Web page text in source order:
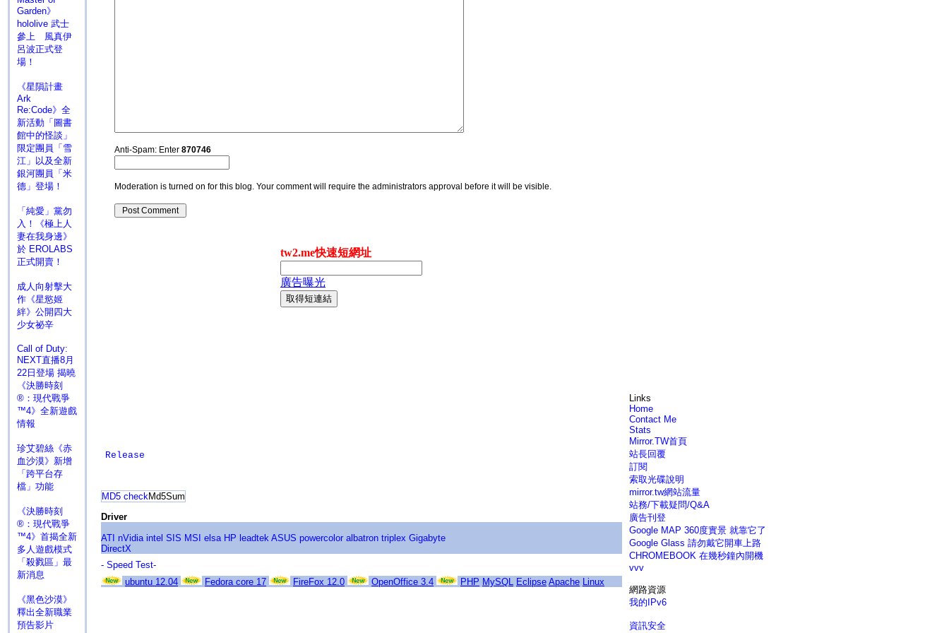
Garden》
hololive 武士
參上 風真伊
呂波正式登
場！
《星隕計畫
Ark
Re:Code》全
新活動「圖書
館中的怪談」
限定團員「雪
江」以及全新
銀河團員「米
德」登場！
「純愛」黨勿
入！《極上人
妻在我身邊》
於 EROLABS
正式開賣！
成人向射擊大
作《星慾姬
絆》公開四大
少女祕辛
Call of Duty:
NEXT直播8月
22日登場 揭曉
《決勝時刻
®：現代戰爭
™4》全新遊戲
情報
珍艾碧絲《赤
血沙漠》新增
「跨平台存
檔」功能
《決勝時刻
®：現代戰爭
™4》首揭全新
多人遊戲模式
「殺戮區」最
新消息
《黑色沙漠》
釋出全新職業
預告影片
Anti-Spam: Enter 870746
Moderation is turned on for this blog. Your comment will require the administrators approval before it will be visible.
Release
MD5 checkMd5Sum
Driver
ATI nVidia intel SIS MSI elsa HP leadtek ASUS powercolor albatron triplex Gigabyte
DirectX
- Speed Test-
ubuntu 12.04
Fedora core 17 FireFox 12.0 OpenOffice 3.4 PHP MySQL Eclipse Apache Linux
Links
Home
Contact Me
Stats
Mirror.TW首頁
站長回覆
訂閱
索取光碟說明
mirror.tw網站流量
站務/下載疑問/Q&A
廣告刊登
Google MAP 360度實景 就靠它了
Google Glass 請勿戴它開車上路
CHROMEBOOK 在幾秒鐘內開機
vvv
網路資源
我的IPv6
資訊安全